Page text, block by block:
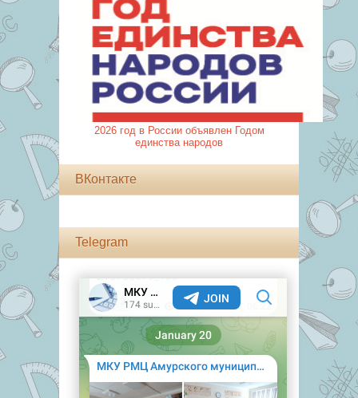
2026 год в России объявлен Годом
единства народов
ВКонтакте
Telegram